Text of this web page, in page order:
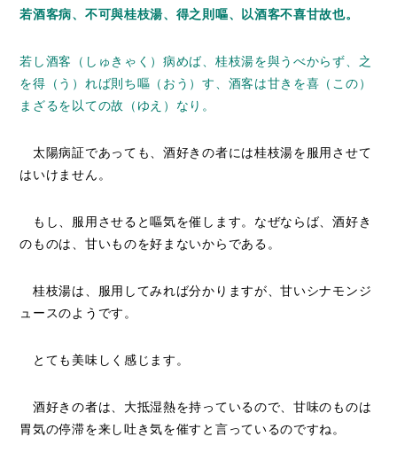
若酒客病、不可與桂枝湯、得之則嘔、以酒客不喜甘故也。
若し酒客（しゅきゃく）病めば、桂枝湯を與うべからず、之
を得（う）れば則ち嘔（おう）す、酒客は甘きを喜（この）
まざるを以ての故（ゆえ）なり。
太陽病証であっても、酒好きの者には桂枝湯を服用させて
はいけません。
もし、服用させると嘔気を催します。なぜならば、酒好き
のものは、甘いものを好まないからである。
桂枝湯は、服用してみれば分かりますが、甘いシナモンジ
ュースのようです。
とても美味しく感じます。
酒好きの者は、大抵湿熱を持っているので、甘味のものは
胃気の停滞を来し吐き気を催すと言っているのですね。